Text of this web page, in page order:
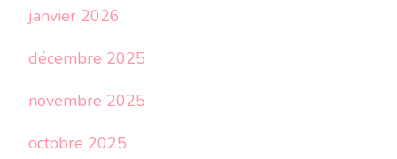
janvier 2026
décembre 2025
novembre 2025
octobre 2025